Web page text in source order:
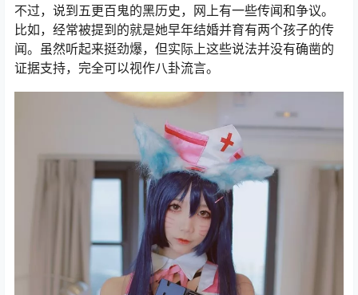
不过，说到五更百鬼的黑历史，网上有一些传闻和争议。
比如，经常被提到的就是她早年结婚并育有两个孩子的传
闻。虽然听起来挺劲爆，但实际上这些说法并没有确凿的
证据支持，完全可以视作八卦流言。